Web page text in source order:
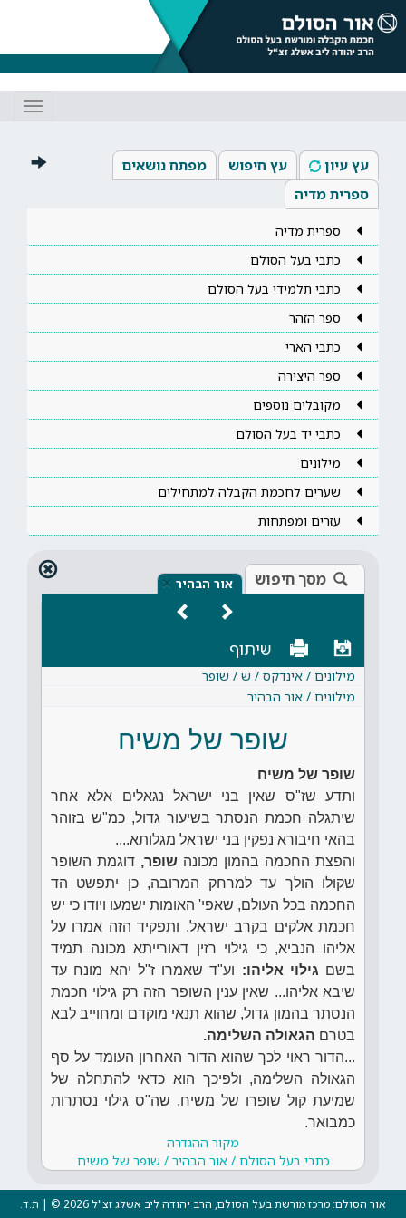
עץ עיון עץ חיפוש
מפתח נושאים
ספרית מדיה
ספרית מדיה
כתבי בעל הסולם
כתבי תלמידי בעל הסולם
ספר הזהר
כתבי הארי
ספר היצירה
מקובלים נוספים
כתבי יד בעל הסולם
מילונים
שערים לחכמת הקבלה למתחילים
עזרים ומפתחות
מסך חיפוש אור הבהיר ×
שיתוף
מילונים / אינדקס / ש / שופר
מילונים / אור הבהיר
שופר של משיח
שופר של משיח
ותדע שז"ס שאין בני ישראל נגאלים אלא אחר
שיתגלה חכמת הנסתר בשיעור גדול, כמ"ש בזוהר
בהאי חיבורא נפקין בני ישראל מגלותא....
והפצת החכמה בהמון מכונה שופר, דוגמת השופר
שקולו הולך עד למרחק המרובה, כן יתפשט הד
החכמה בכל העולם, שאפי' האומות ישמעו ויודו כי יש
חכמת אלקים בקרב ישראל. ותפקיד הזה אמרו על
אליהו הנביא, כי גילוי רזין דאורייתא מכונה תמיד
בשם גילוי אליהו: וע"ד שאמרו ז"ל יהא מונח עד
שיבא אליהו... שאין ענין השופר הזה רק גילוי חכמת
הנסתר בהמון גדול, שהוא תנאי מוקדם ומחוייב לבא
בטרם הגאולה השלימה.
...הדור ראוי לכך שהוא הדור האחרון העומד על סף
הגאולה השלימה, ולפיכך הוא כדאי להתחלה של
שמיעת קול שופרו של משיח, שה"ס גילוי נסתרות
כמבואר.
מקור ההגדרה
כתבי בעל הסולם / אור הבהיר / שופר של משיח
אור הסולם: מרכז מורשת בעל הסולם, הרב יהודה ליב אשלג זצ"ל 2026 © | ת.ד.